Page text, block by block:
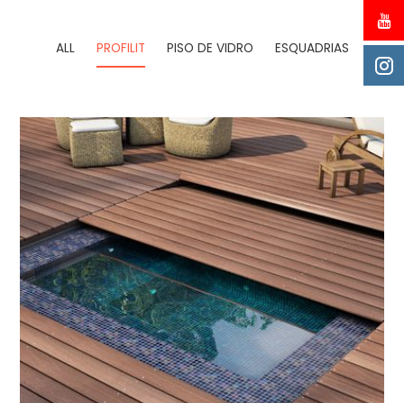
ALL PROFILIT PISO DE VIDRO ESQUADRIAS